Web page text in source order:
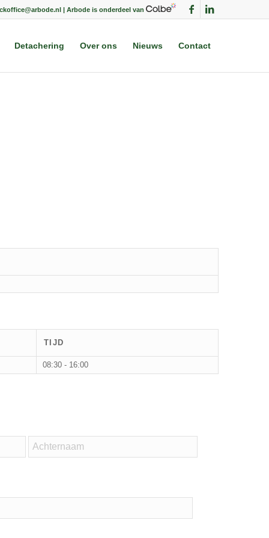
| Arbode is onderdeel van
Detachering Over ons Nieuws Contact
TIJD
08:30 - 16:00